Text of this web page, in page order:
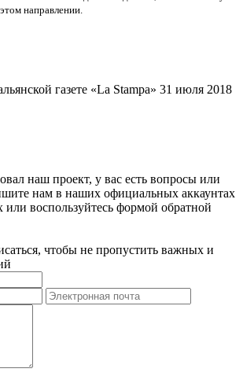
направлении.
Петрини
газете «La Stampa» 31 июля 2018
наш проект, у вас есть вопросы или
нам в наших официальных аккаунтах
или воспользуйтесь формой обратной
чтобы не пропустить важных и